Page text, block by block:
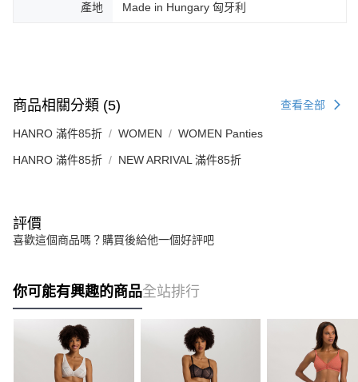
產地 Made in Hungary 匈牙利
商品相關分類 (5) 查看全部
HANRO 滿件85折 WOMEN WOMEN Panties
HANRO 滿件85折 NEW ARRIVAL 滿件85折
評價
喜歡這個商品嗎？購買後給他一個好評吧
你可能有興趣的商品全站排行